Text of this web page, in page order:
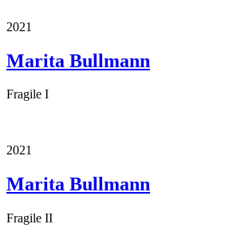
2021
Marita Bullmann
Fragile I
2021
Marita Bullmann
Fragile II